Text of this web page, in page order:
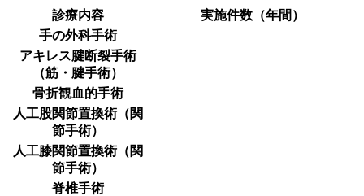
診療内容
実施件数（年間）
手の外科手術
アキレス腱断裂手術
（筋・腱手術）
骨折観血的手術
人工股関節置換術（関
節手術）
人工膝関節置換術（関
節手術）
脊椎手術